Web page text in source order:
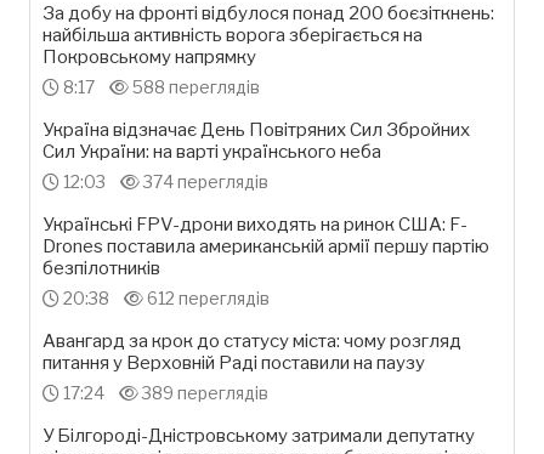
За добу на фронті відбулося понад 200 боєзіткнень:
найбільша активність ворога зберігається на
Покровському напрямку
8:17 588 переглядів
Україна відзначає День Повітряних Сил Збройних
Сил України: на варті українського неба
12:03 374 переглядів
Українські FPV-дрони виходять на ринок США: F-
Drones поставила американській армії першу партію
безпілотників
20:38 612 переглядів
Авангард за крок до статусу міста: чому розгляд
питання у Верховній Раді поставили на паузу
17:24 389 переглядів
У Білгороді-Дністровському затримали депутатку